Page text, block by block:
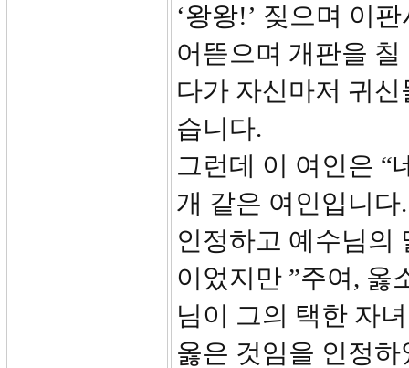
‘왕왕!’ 짖으며 이
어뜯으며 개판을
다가 자신마저 귀
습니다.
그런데 이 여인은 “
개 같은 여인입니
인정하고 예수님의
이었지만 ”주여, 옳
님이 그의 택한 자
옳은 것임을 인정